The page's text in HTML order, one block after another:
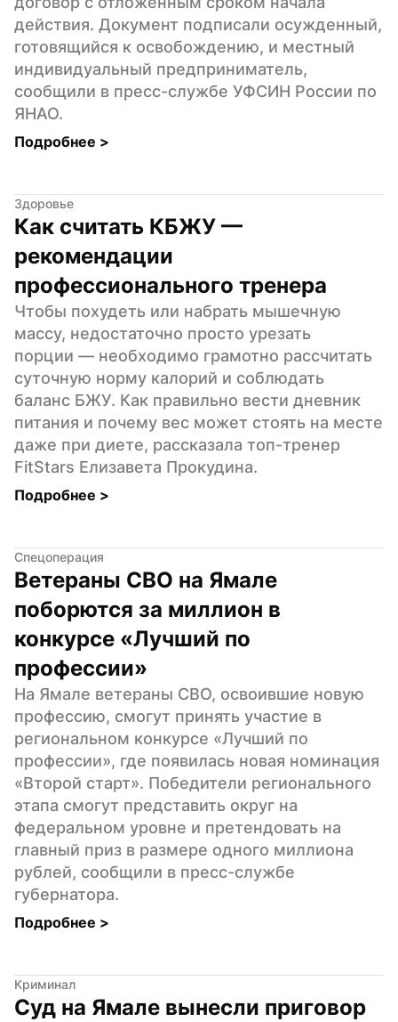
действия. Документ подписали осужденный,
готовящийся к освобождению, и местный
индивидуальный предприниматель,
сообщили в пресс-службе УФСИН России по
ЯНАО.
Подробнее >
Здоровье
Как считать КБЖУ —
рекомендации
профессионального тренера
Чтобы похудеть или набрать мышечную
массу, недостаточно просто урезать
порции — необходимо грамотно рассчитать
суточную норму калорий и соблюдать
баланс БЖУ. Как правильно вести дневник
питания и почему вес может стоять на месте
даже при диете, рассказала топ-тренер
FitStars Елизавета Прокудина.
Подробнее >
Спецоперация
Ветераны СВО на Ямале
поборются за миллион в
конкурсе «Лучший по
профессии»
На Ямале ветераны СВО, освоившие новую
профессию, смогут принять участие в
региональном конкурсе «Лучший по
профессии», где появилась новая номинация
«Второй старт». Победители регионального
этапа смогут представить округ на
федеральном уровне и претендовать на
главный приз в размере одного миллиона
рублей, сообщили в пресс-службе
губернатора.
Подробнее >
Криминал
Суд на Ямале вынесли приговор